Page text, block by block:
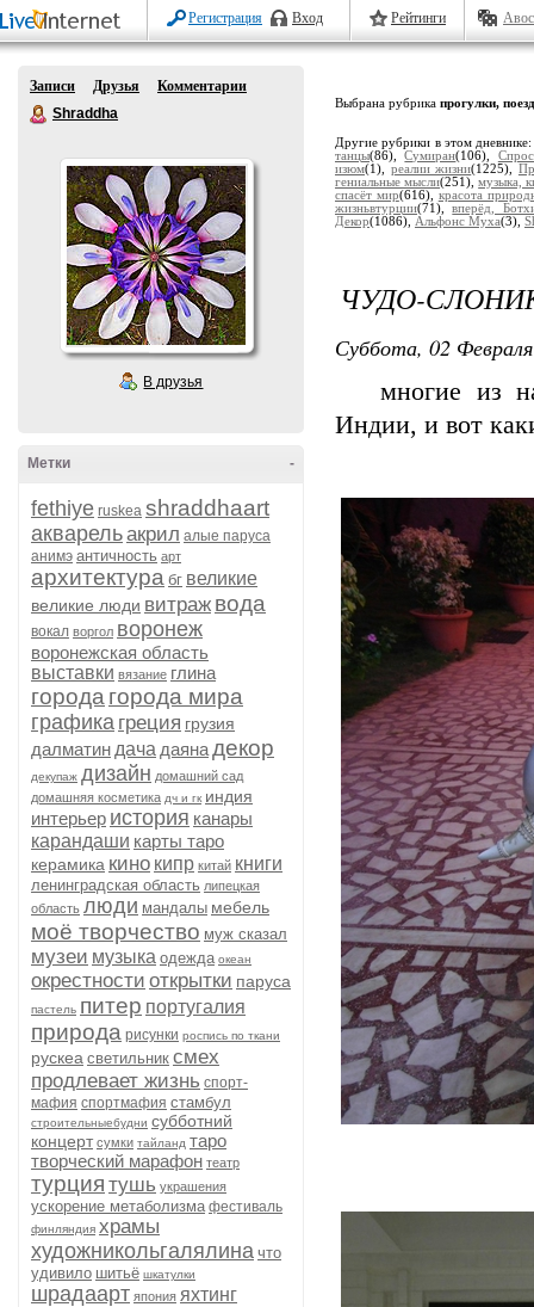
Регистрация Вход Рейтинги
Записи Друзья
Комментарии
Shraddha
В друзья
-
Метки
fethiye ruskea shraddhaart
акварельакрил алые паруса
анимэ античность арт
архитектура бг великие
великие люди витраж вода
вокал воргол воронеж
воронежская область
выставки вязание глина
города города мира
графика греция грузия
далматин дача даянадекор
декупаж дизайн домашний сад
домашняя косметика дч и гк индия
интерьер история канары
карандаши карты таро
керамика кино кипр китай книги
ленинградская область липецкая
область люди мандалы мебель
моё творчество муж сказал
музеи музыка одежда океан
окрестности открытки паруса
пастель питер португалия
природа рисунки роспись по ткани
рускеа светильник смех
продлевает жизнь спорт-
мафия спортмафия стамбул
строительныебудни субботний
концерт сумки тайланд таро
творческий марафон театр
турция тушь украшения
ускорение метаболизма фестиваль
финляндия храмы
художникольгалялина что
удивило шитьё шкатулки
шрадаарт япония яхтинг
Выбрана рубрика прогулки,
Другие рубрики в этом
танцы(86),Сумиран(106),
изюм(1), реалии жизни(1225),
гениальные мысли(251),музыка,
спасёт мир(616), красота
жизньвтурции(71),вперёд,
Декор(1086), Альфонс Муха(3),
ЧУДО-
Суббота, 02
многие из
Индии, и вот